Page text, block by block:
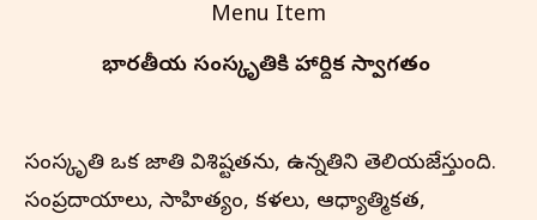
Menu Item
భారతీయ సంస్కృతి‌కి హార్దిక స్వాగతం
సంస్కృతి ఒక జాతి విశిష్టతను, ఉన్నతిని తెలియజేస్తుంది.
సంప్రదాయాలు, సాహిత్యం, కళలు, ఆధ్యాత్మికత,